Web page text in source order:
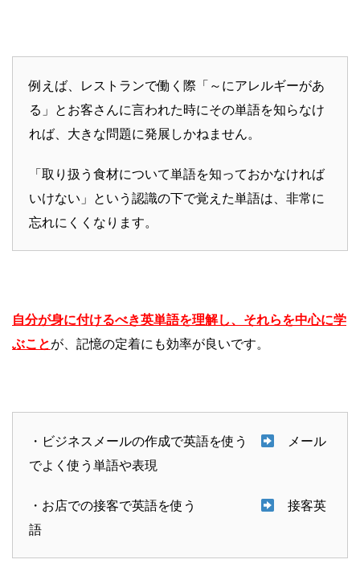
例えば、レストランで働く際「～にアレルギーがあ
る」とお客さんに言われた時にその単語を知らなけ
れば、大きな問題に発展しかねません。
「取り扱う食材について単語を知っておかなければ
いけない」という認識の下で覚えた単語は、非常に
忘れにくくなります。
自分が身に付けるべき英単語を理解し、それらを中心に学
ぶことが、記憶の定着にも効率が良いです。
・ビジネスメールの作成で英語を使う
メール
でよく使う単語や表現
・お店での接客で英語を使う
接客英
語